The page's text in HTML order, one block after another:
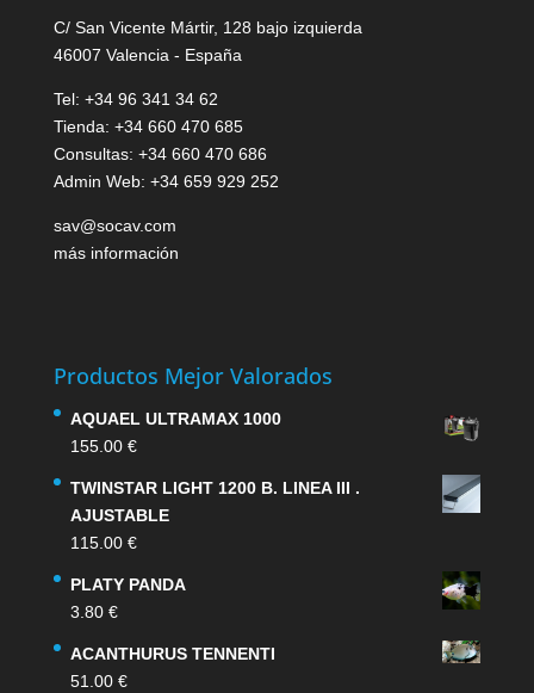
C/ San Vicente Mártir, 128 bajo izquierda
46007 Valencia - España
Tel: +34 96 341 34 62
Tienda: +34 660 470 685
Consultas: +34 660 470 686
Admin Web: +34 659 929 252
sav@socav.com
más información
Productos Mejor Valorados
AQUAEL ULTRAMAX 1000
155.00 €
TWINSTAR LIGHT 1200 B. LINEA III .
AJUSTABLE
115.00 €
PLATY PANDA
3.80 €
ACANTHURUS TENNENTI
51.00 €